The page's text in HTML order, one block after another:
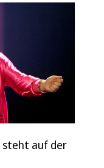
steht auf der